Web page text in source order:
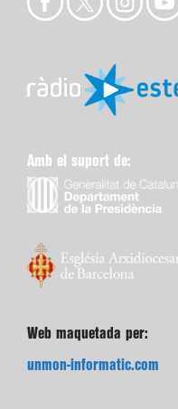
Amb el suport de:
Web maquetada per:
unmon-informatic.com